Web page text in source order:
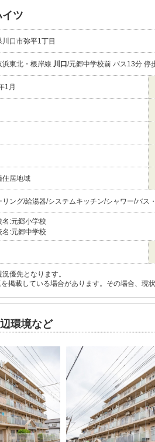
ツ
川口市弥平1丁目
浜東北・根岸線 川口/元郷中学校前 バス13分 停
1月
住居地域
リング/給湯器/システムキッチン/シャワー/バス
名:元郷小学校
名:元郷中学校
優先となります。
掲載している場合があります。その場合、現
環境など